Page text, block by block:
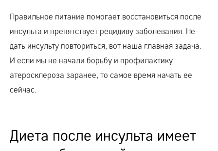
Правильное питание помогает восстановиться после
инсульта и препятствует рецидиву заболевания. Не
дать инсульту повториться, вот наша главная задача.
И если мы не начали борьбу и профилактику
атеросклероза заранее, то самое время начать ее
сейчас.
Диета после инсульта имеет